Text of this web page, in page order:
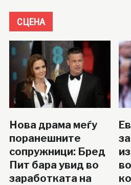
СЦЕНА
Нова драма меѓу
поранешните
сопружници: Бред
Пит бара увид во
заработката на